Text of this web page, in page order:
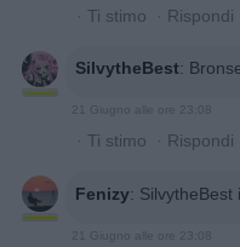
· Ti stimo · Rispondi
SilvytheBest:
21 Giugno alle ore 23:08
· Ti stimo · Rispondi
Fenizy: SilvytheBest
21 Giugno alle ore 23:08